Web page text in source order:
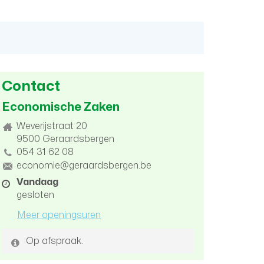
Contact
Economische Zaken
AdresWeverijstraat 20
9500 Geraardsbergen
tel. 054 31 62 08
E-
mail
economie@geraardsbergen.be
Openingsuren
Vandaag
gesloten
Meer openingsuren
Op afspraak.